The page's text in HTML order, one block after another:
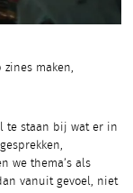
zines maken,
te staan bij wat er in
we thema’s als
vanuit gevoel, niet